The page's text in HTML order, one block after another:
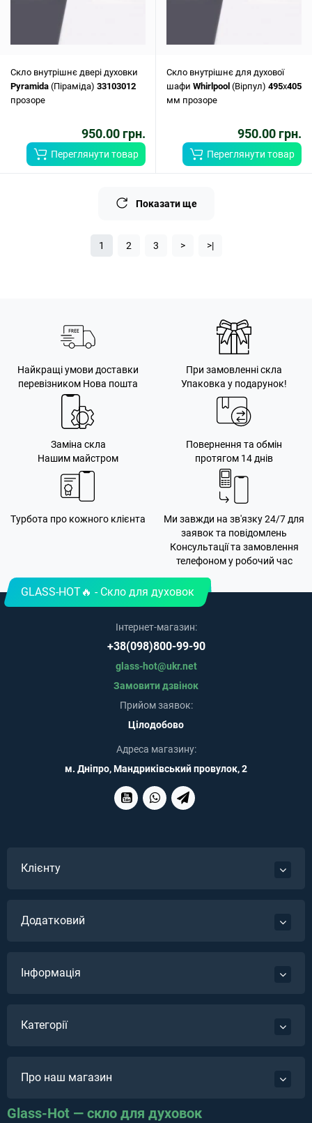
Скло внутрішнє двері духовки
Pyramida (Піраміда) 33103012
прозоре
950.00 грн.
Переглянути товар
Скло внутрішнє для духової
шафи Whirlpool (Вірпул) 495x405
мм прозоре
950.00 грн.
Переглянути товар
Показати ще
1 2 3 > >|
Найкращі умови доставки
перевізником Нова пошта
При замовленні скла
Упаковка у подарунок!
Заміна скла
Нашим майстром
Повернення та обмін
протягом 14 днів
Турбота про кожного клієнта
Ми завжди на зв'язку 24/7 для
заявок та повідомлень
Консультації та замовлення
телефоном у робочий час
GLASS-HOT🔥 - Скло для духовок
Інтернет-магазин:
+38(098)800-99-90
glass-hot@ukr.net
Замовити дзвінок
Прийом заявок:
Цілодобово
Адреса магазину:
м. Дніпро, Мандриківський провулок, 2
Клієнту
Додатковий
Інформація
Категорії
Про наш магазин
Glass-Hot — скло для духовок